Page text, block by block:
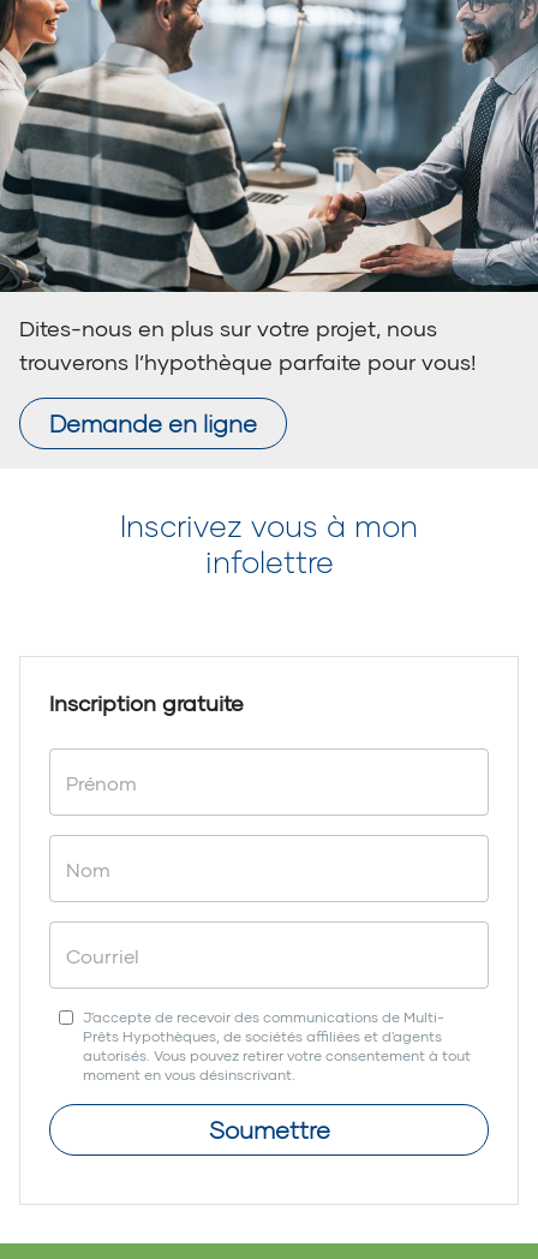
Dites-nous en plus sur votre projet, nous
trouverons l’hypothèque parfaite pour vous!
Demande en ligne
Inscrivez vous à mon
infolettre
Inscription gratuite
J'accepte de recevoir des communications de Multi-
Prêts Hypothèques, de sociétés affiliées et d'agents
autorisés. Vous pouvez retirer votre consentement à tout
moment en vous désinscrivant.
Soumettre